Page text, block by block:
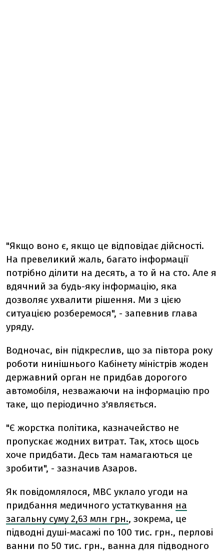
"Якщо воно є, якщо це відповідає дійсності.
На превеликий жаль, багато інформації
потрібно ділити на десять, а то й на сто. Але я
вдячний за будь-яку інформацію, яка
дозволяє ухвалити рішення. Ми з цією
ситуацією розберемося", - запевнив глава
уряду.
Водночас, він підкреслив, що за півтора року
роботи нинішнього Кабінету міністрів жоден
державний орган не придбав дорогого
автомобіля, незважаючи на інформацію про
таке, що періодично з'являється.
"Є жорстка політика, казначейство не
пропускає жодних витрат. Так, хтось щось
хоче придбати. Десь там намагаються це
зробити", - зазначив Азаров.
Як повідомлялося, МВС уклало угоди на
придбання медичного устаткування на
загальну суму 2,63 млн грн., зокрема, це
підводні душі-масажі по 100 тис. грн., перлові
ванни по 50 тис. грн., ванна для підводного